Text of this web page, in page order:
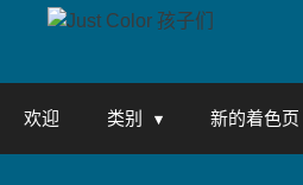
欢迎 类别 新的着色页